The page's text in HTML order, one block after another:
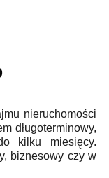
nieruchomości
długoterminowy,
kilku miesięcy.
biznesowy czy w